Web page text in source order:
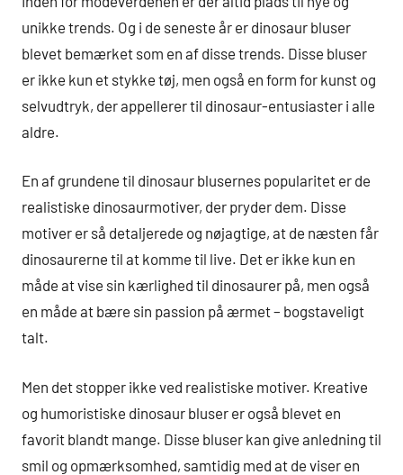
unikke trends. Og i de seneste år er dinosaur bluser
blevet bemærket som en af disse trends. Disse bluser
er ikke kun et stykke tøj, men også en form for kunst og
selvudtryk, der appellerer til dinosaur-entusiaster i alle
aldre.
En af grundene til dinosaur blusernes popularitet er de
realistiske dinosaurmotiver, der pryder dem. Disse
motiver er så detaljerede og nøjagtige, at de næsten får
dinosaurerne til at komme til live. Det er ikke kun en
måde at vise sin kærlighed til dinosaurer på, men også
en måde at bære sin passion på ærmet – bogstaveligt
talt.
Men det stopper ikke ved realistiske motiver. Kreative
og humoristiske dinosaur bluser er også blevet en
favorit blandt mange. Disse bluser kan give anledning til
smil og opmærksomhed, samtidig med at de viser en